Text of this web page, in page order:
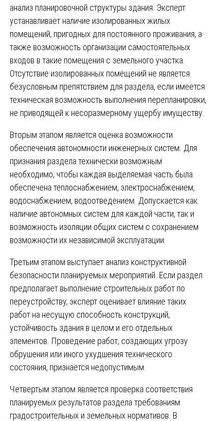
анализ планировочной структуры здания. Эксперт
устанавливает наличие изолированных жилых
помещений, пригодных для постоянного проживания, а
также возможность организации самостоятельных
входов в такие помещения с земельного участка.
Отсутствие изолированных помещений не является
безусловным препятствием для раздела, если имеется
техническая возможность выполнения перепланировки,
не приводящей к несоразмерному ущербу имуществу.
Вторым этапом является оценка возможности
обеспечения автономности инженерных систем. Для
признания раздела технически возможным
необходимо, чтобы каждая выделяемая часть была
обеспечена теплоснабжением, электроснабжением,
водоснабжением, водоотведением. Допускается как
наличие автономных систем для каждой части, так и
возможность изоляции общих систем с сохранением
возможности их независимой эксплуатации.
Третьим этапом выступает анализ конструктивной
безопасности планируемых мероприятий. Если раздел
предполагает выполнение строительных работ по
переустройству, эксперт оценивает влияние таких
работ на несущую способность конструкций,
устойчивость здания в целом и его отдельных
элементов. Проведение работ, создающих угрозу
обрушения или иного ухудшения технического
состояния, признается недопустимым.
Четвертым этапом является проверка соответствия
планируемых результатов раздела требованиям
градостроительных и земельных нормативов. В